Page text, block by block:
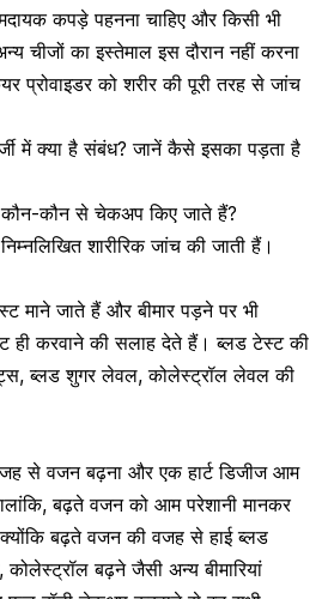
कपड़े पहनना चाहिए और किसी भी
चीजों का इस्तेमाल इस दौरान नहीं करना
प्रोवाइडर को शरीर की पूरी तरह से जांच
में क्या है संबंध? जानें कैसे इसका पड़ता है
कौन से चेकअप किए जाते हैं?
शारीरिक जांच की जाती हैं।
माने जाते हैं और बीमार पड़ने पर भी
ही करवाने की सलाह देते हैं। ब्लड टेस्ट की
ब्लड शुगर लेवल,कोलेस्ट्रॉल लेवल की
से वजन बढ़ना और एकहार्ट डिजीजआम
बढ़ते वजन को आम परेशानी मानकर
क्योंकि बढ़ते वजन की वजह से हाईब्लड
, कोलेस्ट्रॉल बढ़ने जैसी अन्य बीमारियां